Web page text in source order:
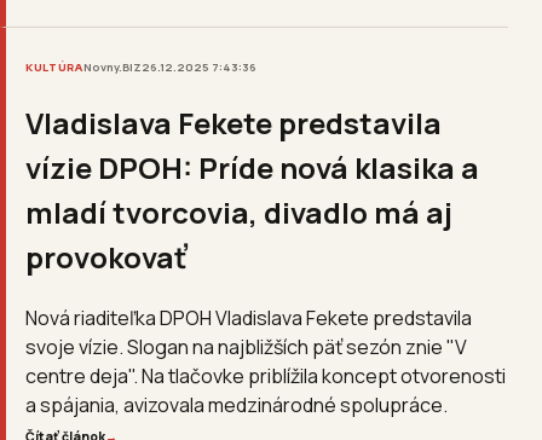
KULTÚRANovny.BIZ26.12.2025 7:43:36
Vladislava Fekete predstavila
vízie DPOH: Príde nová klasika a
mladí tvorcovia, divadlo má aj
provokovať
Nová riaditeľka DPOH Vladislava Fekete predstavila
svoje vízie. Slogan na najbližších päť sezón znie "V
centre deja". Na tlačovke priblížila koncept otvorenosti
a spájania, avizovala medzinárodné spolupráce.